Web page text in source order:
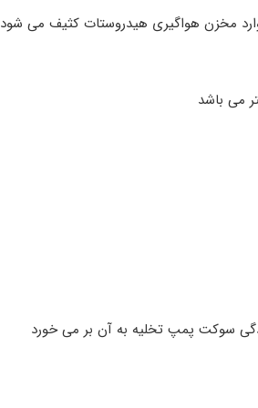
مخزن هواگیری هیدروستات کثیف می شود
می باشد
سوکت پمپ تخلیه به آن بر می خورد